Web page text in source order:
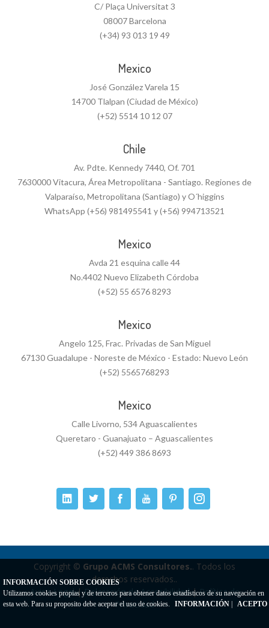
C/ Plaça Universitat 3
08007 Barcelona
(+34) 93 013 19 49
Mexico
José González Varela 15
14700 Tlalpan (Ciudad de México)
(+52) 5514 10 12 07
Chile
Av. Pdte. Kennedy 7440, Of. 701
7630000 Vitacura, Área Metropolitana - Santiago. Regiones de
Valparaíso, Metropolitana (Santiago) y O´higgins
WhatsApp (+56) 981495541 y (+56) 994713521
Mexico
Avda 21 esquina calle 44
No.4402 Nuevo Elizabeth Córdoba
(+52) 55 6576 8293
Mexico
Angelo 125, Frac. Privadas de San Miguel
67130 Guadalupe - Noreste de México - Estado: Nuevo León
(+52) 5565768293
Mexico
Calle Livorno, 534 Aguascalientes
Queretaro - Guanajuato – Aguascalientes
(+52) 449 386 8693
Copyright © Grupo ACMS Consultores.. Todos los
derechos reservados..
Aviso Legal|Delaración de Accesibilidad|Política de
Privacidad
INFORMACIÓN SOBRE COOKIES
Utilizamos cookies propias y de terceros para obtener datos estadísticos de su navegación en
esta web. Para su proposito debe aceptar el uso de cookies.
INFORMACIÓN ACEPTO